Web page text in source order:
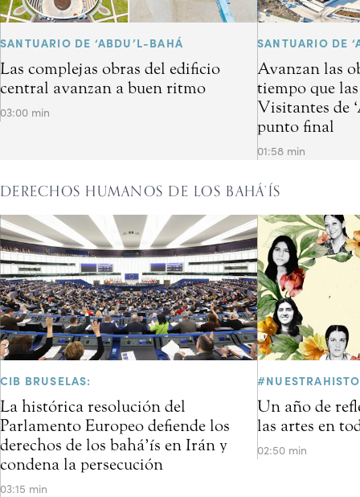
SANTUARIO DE ‘ABDU’L-BAHÁ
Las complejas obras del edificio
central avanzan a buen ritmo
03:00 min
SANTUARIO DE
Avanzan las
tiempo que
Visitantes de
punto final
01:58 min
DERECHOS HUMANOS DE LOS BAHÁ’ÍS
CIB BRUSELAS:
La histórica resolución del
Parlamento Europeo defiende los
derechos de los bahá’ís en Irán y
condena la persecución
03:15 min
Un año de
las artes en
02:50 min